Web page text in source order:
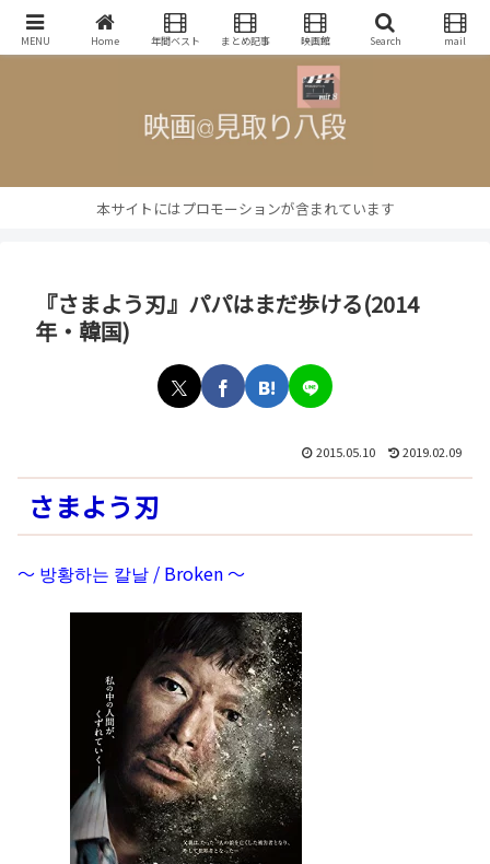
映画批評・レビューブログ
本サイトにはプロモーションが含まれています
『さまよう刃』パパはまだ歩ける(2014
年・韓国)
2015.05.10 2019.02.09
さまよう刃
～ 방황하는 칼날 / Broken ～
MENU Home 年間ベスト まとめ記事 映画館 Search mail